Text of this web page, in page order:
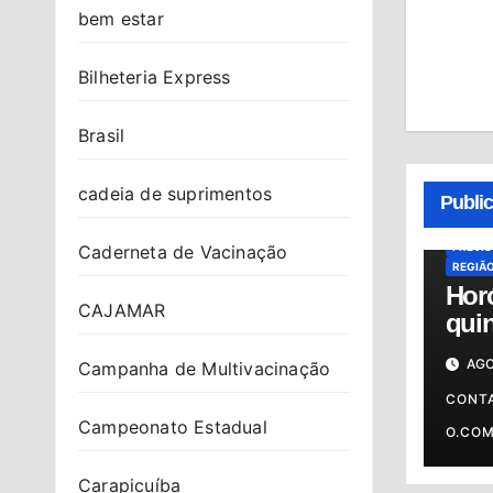
bem estar
Bilheteria Express
Brasil
cadeia de suprimentos
Caderneta de Vacinação
CAJAMAR
Campanha de Multivacinação
Campeonato Estadual
Carapicuíba
06/
o
O.COM